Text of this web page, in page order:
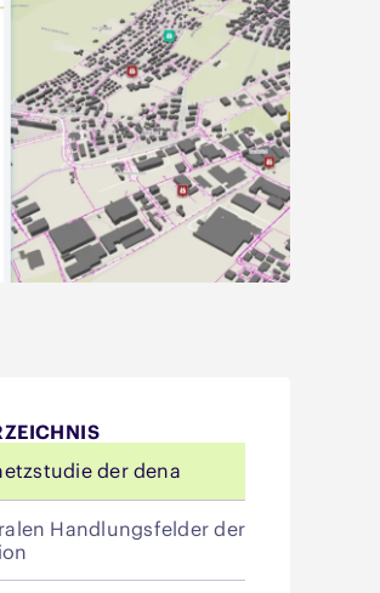
der dena
Handlungsfelder der